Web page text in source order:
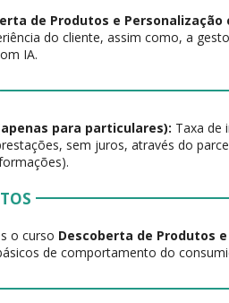
de Produtos e Personalização
do cliente, assim como, a
IA.
para particulares): Taxa de
sem juros, através do
o curso Descoberta de Produtos
de comportamento do